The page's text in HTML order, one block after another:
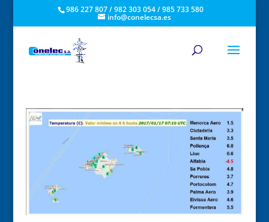
986 227 807 / 982 303 054 / 985 733 580
info@conelecsa.es